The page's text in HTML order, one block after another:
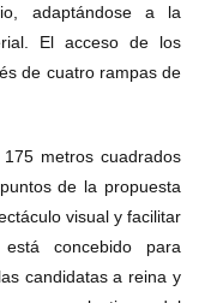
adaptándose a la
El acceso de los
de cuatro rampas de
metros cuadrados
de la propuesta
visual y facilitar
concebido para
candidatas a reina y